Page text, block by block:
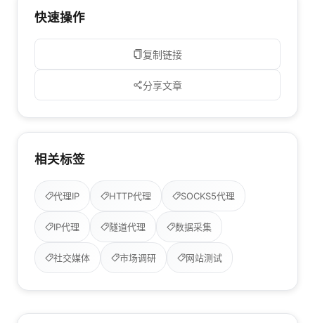
快速操作
复制链接
分享文章
相关标签
代理IP HTTP代理 SOCKS5代理
IP代理 隧道代理 数据采集
社交媒体 市场调研 网站测试